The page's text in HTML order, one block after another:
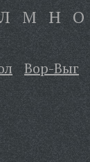
Л М Н О
Вор-Выг